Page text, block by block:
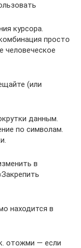
курсора.​
просто​
человеческое
(или
данным.​
по символам.​
в​
находится в
отожми​ — если